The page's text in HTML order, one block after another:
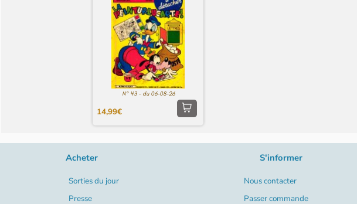
N° 43 - du 06-08-26
14,99€
Acheter
Sorties du jour
Presse
S'informer
Nous contacter
Passer commande